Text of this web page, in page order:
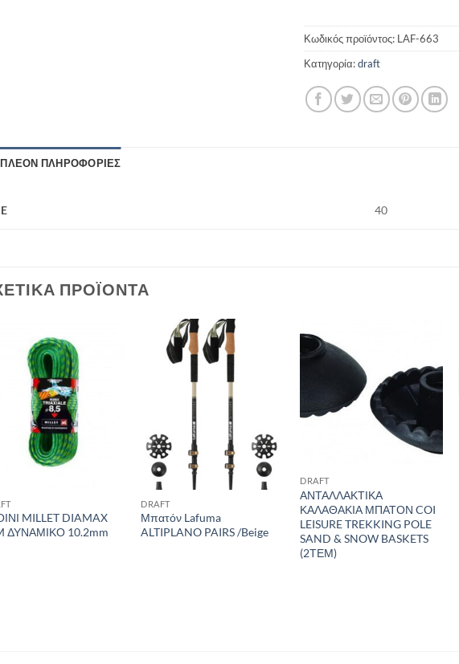
Κωδικός προϊόντος: LAF-663
Κατηγορία:draft
ΠΛΗΡΟΦΟΡΊΕΣ
40
ΠΡΟΪΌΝΤΑ
MILLET DIAMAX
ΔΥΝΑΜΙΚΟ 10.2mm
DRAFT
Μπατόν Lafuma
ALTIPLANO PAIRS /Beige
wishlist
DRAFT
ΑΝΤΑΛΛΑΚΤΙΚΑ
ΚΑΛΑΘΑΚΙΑ ΜΠΑΤΟΝ COI
LEISURE TREKKING POLE
SAND & SNOW BASKETS
(2ΤΕΜ)